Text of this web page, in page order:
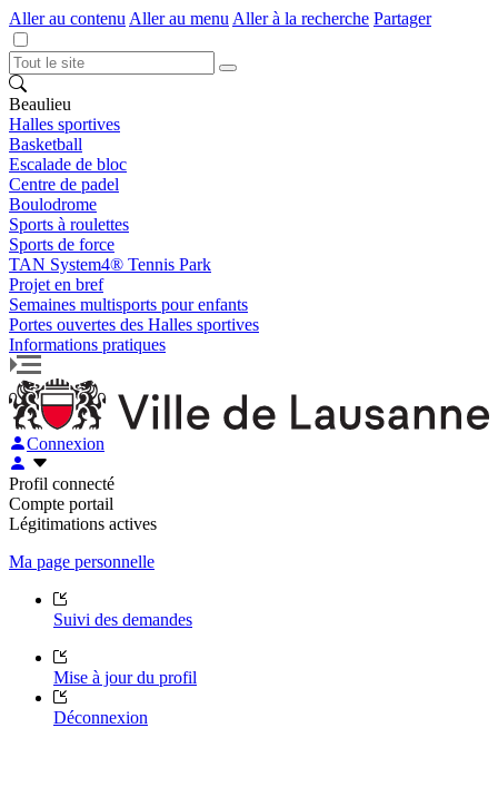
Aller au contenu Aller au menu Aller à la recherche Partager
Beaulieu
Halles sportives
Basketball
Escalade de bloc
Centre de padel
Boulodrome
Sports à roulettes
Sports de force
TAN System4® Tennis Park
Projet en bref
Semaines multisports pour enfants
Portes ouvertes des Halles sportives
Informations pratiques
Connexion
Profil connecté
Compte portail
Légitimations actives
Ma page personnelle
Suivi des demandes
Mise à jour du profil
Déconnexion